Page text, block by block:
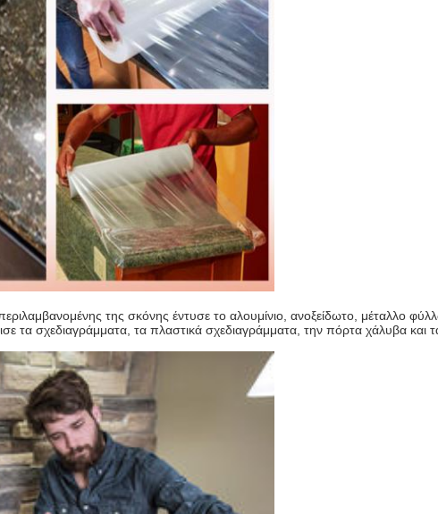
της σκόνης έντυσε το αλουμίνιο, ανοξείδωτο, μέταλλο
τα σχεδιαγράμματα, τα πλαστικά σχεδιαγράμματα, την πόρτα χάλυβα